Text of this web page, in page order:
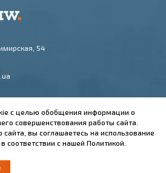
54
с целью обобщения информации о
совершенствования работы сайта.
вы соглашаетесь на использование
соответствии с нашей Политикой.